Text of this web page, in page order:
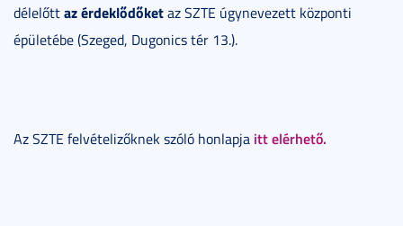
délelőttaz érdeklődőketaz SZTE úgynevezett központi
épületébe (Szeged, Dugonics tér 13.).
Az SZTE felvételizőknek szóló honlapja itt elérhető.